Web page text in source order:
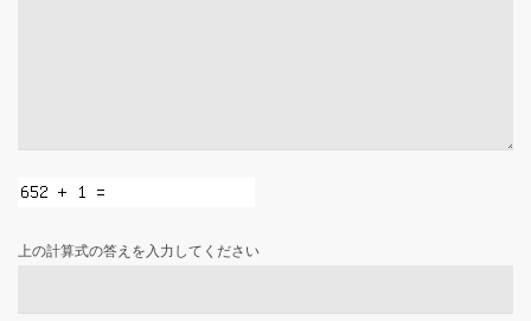
上の計算式の答えを入力してください